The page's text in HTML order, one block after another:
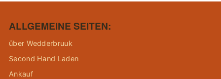
ALLGEMEINE SEITEN:
über Wedderbruuk
Second Hand Laden
Ankauf